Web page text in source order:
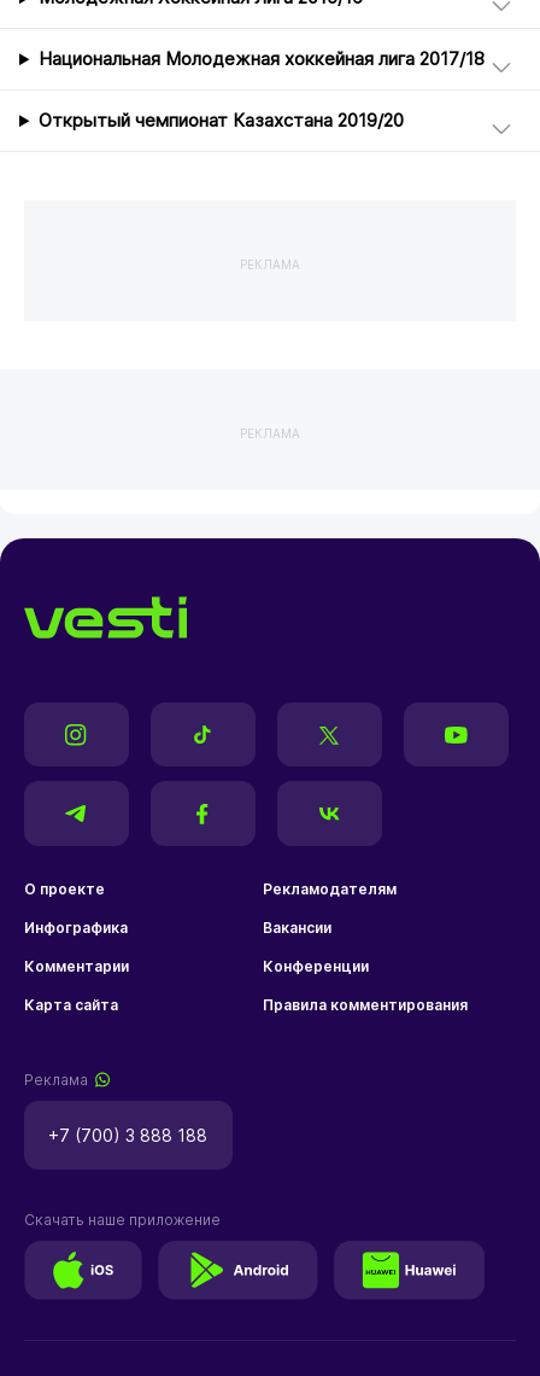
Национальная Молодежная хоккейная лига 2017/18
Открытый чемпионат Казахстана 2019/20
РЕКЛАМА
РЕКЛАМА
О проекте Рекламодателям
Инфографика Вакансии
Комментарии Конференции
Карта сайта Правила комментирования
Реклама
+7 (700) 3 888 188
Скачать наше приложение